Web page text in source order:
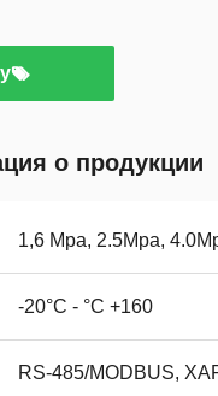
о продукции
1,6 Mpa, 2.5Mpa,
-20°C - °C +160
RS-485/MODBUS,